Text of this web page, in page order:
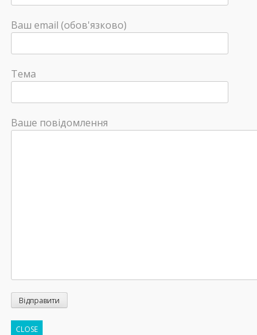
Ваш email (обов'язково)
Тема
Ваше повідомлення
CLOSE